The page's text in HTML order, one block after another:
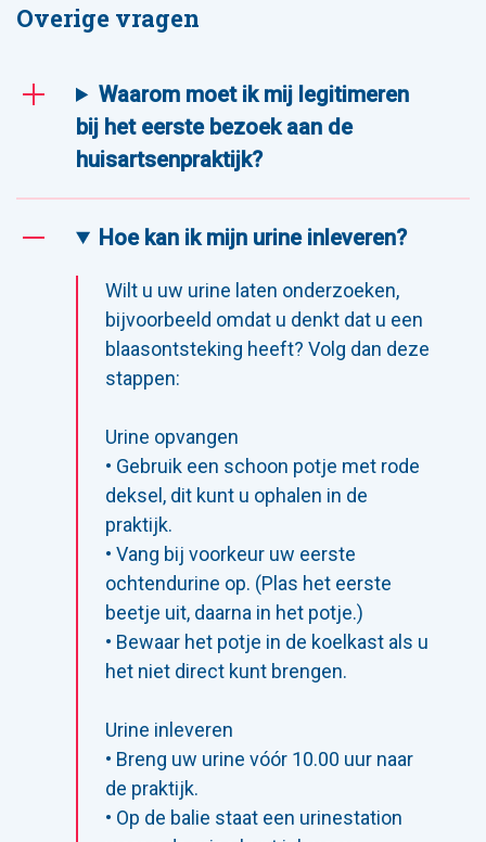
Overige vragen
Waarom moet ik mij legitimeren
bij het eerste bezoek aan de
huisartsenpraktijk?
Hoe kan ik mijn urine inleveren?
Wilt u uw urine laten onderzoeken,
bijvoorbeeld omdat u denkt dat u een
blaasontsteking heeft? Volg dan deze
stappen:
Urine opvangen
• Gebruik een schoon potje met rode
deksel, dit kunt u ophalen in de
praktijk.
• Vang bij voorkeur uw eerste
ochtendurine op. (Plas het eerste
beetje uit, daarna in het potje.)
• Bewaar het potje in de koelkast als u
het niet direct kunt brengen.
Urine inleveren
• Breng uw urine vóór 10.00 uur naar
de praktijk.
• Op de balie staat een urinestation